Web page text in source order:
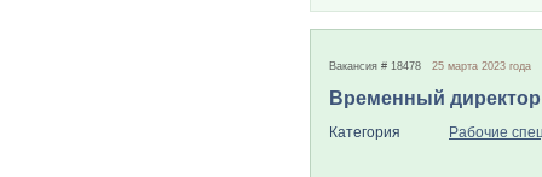
Вакансия # 18478 25 марта 2023 года
Временный директор
Категория Рабочие